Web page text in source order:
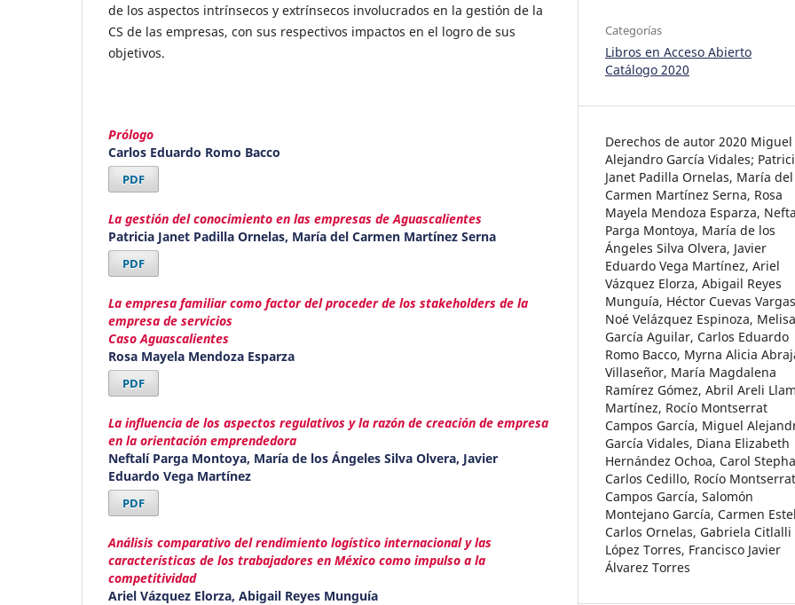
de los aspectos intrínsecos y extrínsecos involucrados en la gestión de la
CS de las empresas, con sus respectivos impactos en el logro de sus
objetivos.
Prólogo
Carlos Eduardo Romo Bacco
PDF
La gestión del conocimiento en las empresas de Aguascalientes
Patricia Janet Padilla Ornelas, María del Carmen Martínez Serna
PDF
La empresa familiar como factor del proceder de los stakeholders de la
empresa de servicios
Caso Aguascalientes
Rosa Mayela Mendoza Esparza
PDF
La influencia de los aspectos regulativos y la razón de creación de empresa
en la orientación emprendedora
Neftalí Parga Montoya, María de los Ángeles Silva Olvera, Javier
Eduardo Vega Martínez
PDF
Análisis comparativo del rendimiento logístico internacional y las
características de los trabajadores en México como impulso a la
competitividad
Ariel Vázquez Elorza, Abigail Reyes Munguía
Categorías
Libros en Acceso Abierto
Catálogo 2020
Derechos de autor 2020 Miguel
Alejandro García Vidales;
Janet Padilla Ornelas, María del
Carmen Martínez Serna, Rosa
Mayela Mendoza Esparza,
Parga Montoya, María de los
Ángeles Silva Olvera, Javier
Eduardo Vega Martínez, Ariel
Vázquez Elorza, Abigail Reyes
Munguía, Héctor Cuevas
Noé Velázquez Espinoza, Melisa
García Aguilar, Carlos Eduardo
Romo Bacco, Myrna Alicia
Villaseñor, María Magdalena
Ramírez Gómez, Abril Areli
Martínez, Rocío Montserrat
Campos García, Miguel
García Vidales, Diana Elizabeth
Hernández Ochoa, Carol
Carlos Cedillo, Rocío Montserrat
Campos García, Salomón
Montejano García, Carmen
Carlos Ornelas, Gabriela Citlalli
López Torres, Francisco Javier
Álvarez Torres